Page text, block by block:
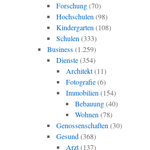
Forschung(70)
Hochschulen (98)
Kindergarten (108)
Schulen (333)
Business(1.259)
Dienste(354)
Architekt(11)
Fotografie(6)
Immobilien (154)
Bebauung(40)
Wohnen (78)
Genossenschaften (30)
Gesund(368)
Arzt(137)